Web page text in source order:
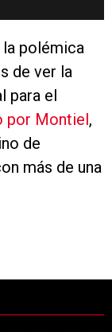
polémica
de ver la
para el
por Montiel ,
de
más de una